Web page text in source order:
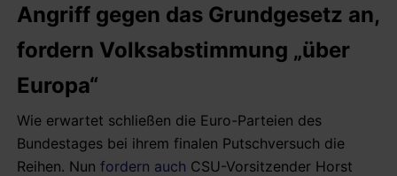
Angriff gegen das Grundgesetz an,
fordern Volksabstimmung „über
Europa“
Wie erwartet schließen die Euro-Parteien des
Bundestages bei ihrem finalen Putschversuch die
Reihen. Nun fordern auch CSU-Vorsitzender Horst